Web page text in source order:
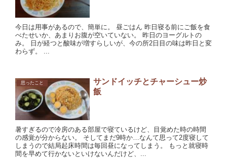
今日は用事があるので、簡単に。 昼ごはん 昨日寝る前にご飯を食
べたせいか、あまりお腹が空いていない。 昨日のヨーグルトの
み。 日が経つと酸味が増すらしいが、今の所2日目の味は昨日と変
わらず。 ...
思ったこと
サンドイッチとチャーシュー炒
飯
暑すぎるので冷房のある部屋で寝ているけど、目覚めた時の時間
の感覚が分からない。 そしてまだ9時か…なんて思って2度寝して
しまうので結局起床時間は毎回昼になってしまう。 もっと就寝時
間を早めて行かないといけないんだけど、...